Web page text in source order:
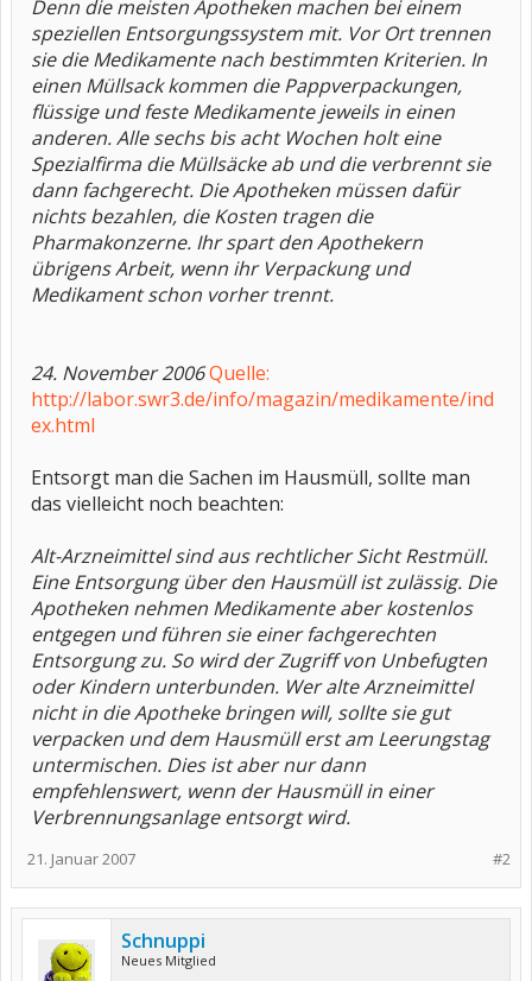
Denn die meisten Apotheken machen bei einem
speziellen Entsorgungssystem mit. Vor Ort trennen
sie die Medikamente nach bestimmten Kriterien. In
einen Müllsack kommen die Pappverpackungen,
flüssige und feste Medikamente jeweils in einen
anderen. Alle sechs bis acht Wochen holt eine
Spezialfirma die Müllsäcke ab und die verbrennt sie
dann fachgerecht. Die Apotheken müssen dafür
nichts bezahlen, die Kosten tragen die
Pharmakonzerne. Ihr spart den Apothekern
übrigens Arbeit, wenn ihr Verpackung und
Medikament schon vorher trennt.
24. November 2006Quelle:
http://labor.swr3.de/info/magazin/medikamente/ind
ex.html
Entsorgt man die Sachen im Hausmüll, sollte man
das vielleicht noch beachten:
Alt-Arzneimittel sind aus rechtlicher Sicht Restmüll.
Eine Entsorgung über den Hausmüll ist zulässig. Die
Apotheken nehmen Medikamente aber kostenlos
entgegen und führen sie einer fachgerechten
Entsorgung zu. So wird der Zugriff von Unbefugten
oder Kindern unterbunden. Wer alte Arzneimittel
nicht in die Apotheke bringen will, sollte sie gut
verpacken und dem Hausmüll erst am Leerungstag
untermischen. Dies ist aber nur dann
empfehlenswert, wenn der Hausmüll in einer
Verbrennungsanlage entsorgt wird.
#2
21. Januar 2007
Schnuppi
Neues Mitglied